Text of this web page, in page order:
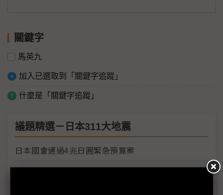
關鍵字
馬英九
加入已選取到「關鍵字追蹤」
什麼是「關鍵字追蹤」
議題精選－日本311大地震
日本國會通過4兆日圓緊急預算案